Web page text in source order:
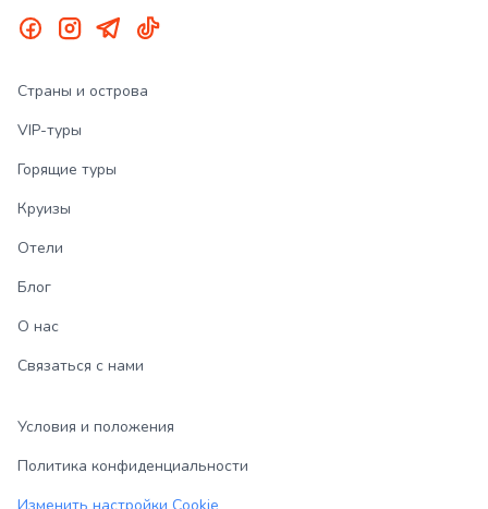
Страны и острова
VIP-туры
Горящие туры
Круизы
Отели
Блог
О нас
Связаться с нами
Условия и положения
Политика конфиденциальности